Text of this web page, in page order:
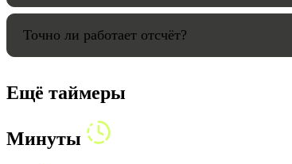
Точно ли работает отсчёт?
Ещё таймеры
Минуты